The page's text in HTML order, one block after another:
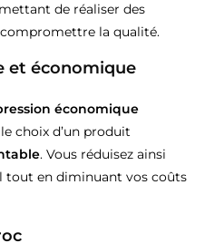
de réaliser des
la qualité.
et économique
économique
choix d’un produit
. Vous réduisez ainsi
en diminuant vos coûts